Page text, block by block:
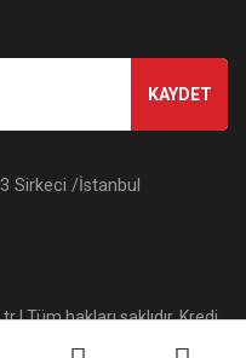
KAYDET
Sirkeci /İstanbul
Tüm hakları saklıdır. Kredi